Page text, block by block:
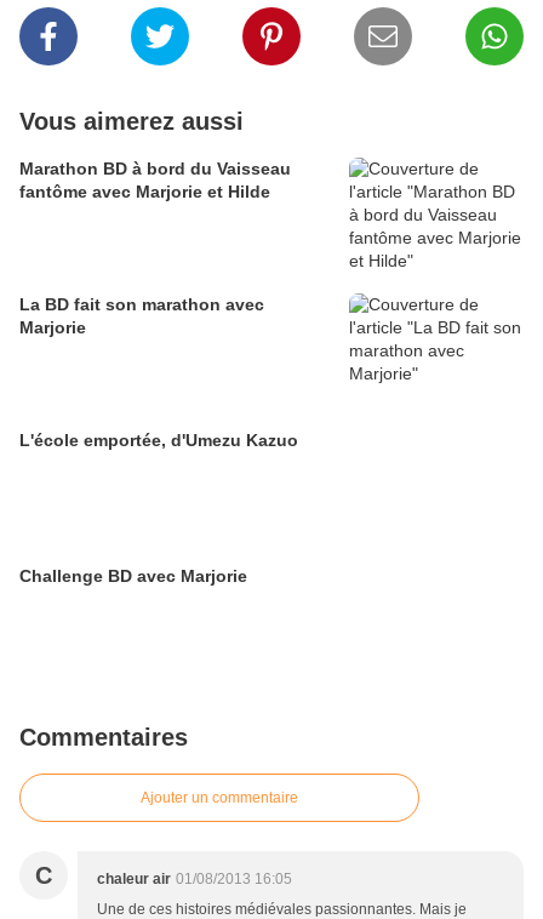
Vous aimerez aussi
Marathon BD à bord du Vaisseau
fantôme avec Marjorie et Hilde
La BD fait son marathon avec
Marjorie
L'école emportée, d'Umezu Kazuo
Challenge BD avec Marjorie
Commentaires
Ajouter un commentaire
C chaleur air 01/08/2013 16:05
Une de ces histoires médiévales passionnantes. Mais je